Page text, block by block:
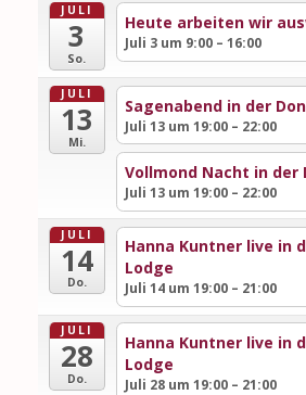
JULI
3
So.
Heute arbeiten wir
Juli 3 um 9:00 – 16:00
JULI
13
Mi.
Sagenabend in der
Juli 13 um 19:00 – 22:00
Vollmond Nacht in der
Juli 13 um 19:00 – 22:00
JULI
14
Do.
Hanna Kuntner live in
Lodge
Juli 14 um 19:00 – 21:00
JULI
28
Do.
Hanna Kuntner live in
Lodge
Juli 28 um 19:00 – 21:00